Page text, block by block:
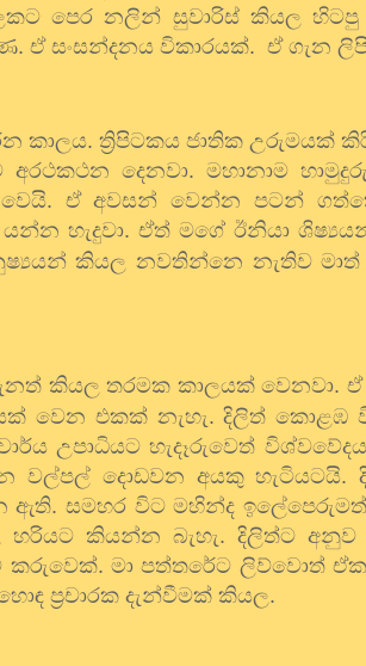
පෙර නලින් සුවාරිස් කියල
ඒ සංසන්දනය විකාරයක්. ඒ ගැන
කාලය. ත්‍රිපිටකය ජාතික උරුමයක්
දෙනවා. මහානාම
ඒ අවසන් වෙන්න පටන් ගත්තෙ
හැදුවා. ඒත් මගේ ඊනියා
කියල නවතින්නෙ නැතිව
කියල තරමක කාලයක් වෙනවා.
වෙන එකක් නැහැ. දිලිත් කොළඹ
උපාධියට හැදෑරුවෙත්
වල්පල් දොඩවන අයකු
ඇති. සමහර විට මහින්ද
කියන්න බැහැ. දිලිත්ට අනුව
කරුවෙක්. මා පත්තරේට ලිව්වොත්
ප්‍රචාරක දැන්වීමක් කියල.